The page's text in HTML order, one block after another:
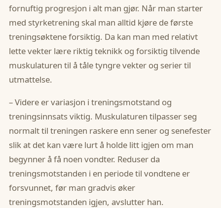
fornuftig progresjon i alt man gjør. Når man starter
med styrketrening skal man alltid kjøre de første
treningsøktene forsiktig. Da kan man med relativt
lette vekter lære riktig teknikk og forsiktig tilvende
muskulaturen til å tåle tyngre vekter og serier til
utmattelse.
– Videre er variasjon i treningsmotstand og
treningsinnsats viktig. Muskulaturen tilpasser seg
normalt til treningen raskere enn sener og senefester
slik at det kan være lurt å holde litt igjen om man
begynner å få noen vondter. Reduser da
treningsmotstanden i en periode til vondtene er
forsvunnet, før man gradvis øker
treningsmotstanden igjen, avslutter han.